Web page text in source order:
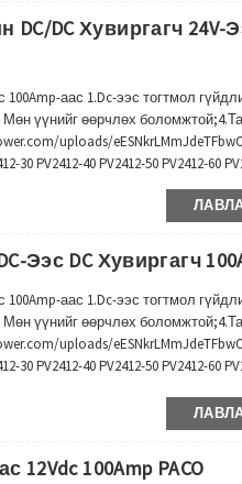
DC Хувиргагч 24V-
100Amp-аас 1.Dc-ээс тогтмол
Мөн үүнийг өөрчлөх
uploads/
30 PV2412-40 PV2412-50 PV2412-
Гаралтын чадал00 mp (
Ээс DC Хувиргагч
100Amp-аас 1.Dc-ээс тогтмол
Мөн үүнийг өөрчлөх
uploads/
30 PV2412-40 PV2412-50 PV2412-
12Vdc 100Amp PACO